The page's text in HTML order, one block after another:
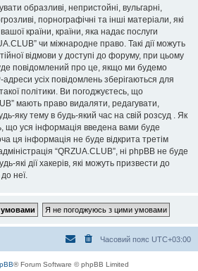
образливі, непристойні, вульгарні,
порнографічні та інші матеріали, які
країни, країни, яка надає послуги
чи міжнародне право. Такі дії можуть
відмови у доступі до форуму, при цьому
повідомлений про це, якщо ми будемо
усіх повідомлень зберігаються для
політики. Ви погоджуєтесь, що
мають право видаляти, редагувати,
яку тему в будь-який час на свій розсуд . Як
що уся інформація введена вами буде
ця інформація не буде відкрита третім
“QRZUA.CLUB”, ні phpBB не буде
які дії хакерів, які можуть призвести до
неї.
Часовий пояс UTC+03:00
® Forum Software © phpBB Limited